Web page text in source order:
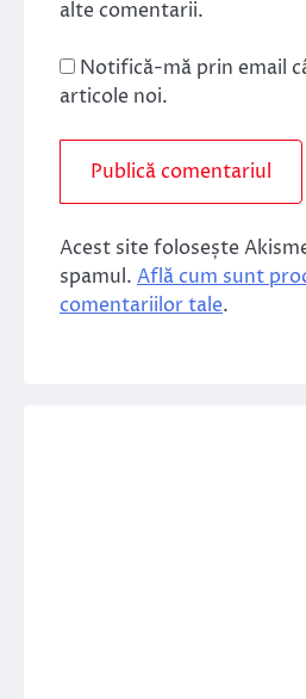
alte comentarii.
Notifică-mă prin email
articole noi.
Acest site folosește
spamul. Află cum sunt
comentariilor tale.